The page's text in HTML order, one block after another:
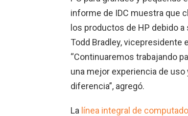
informe de IDC muestra que
los productos de HP debido
Todd Bradley, vicepresidente
“Continuaremos trabajando
una mejor experiencia de
diferencia”, agregó.
La línea integral de